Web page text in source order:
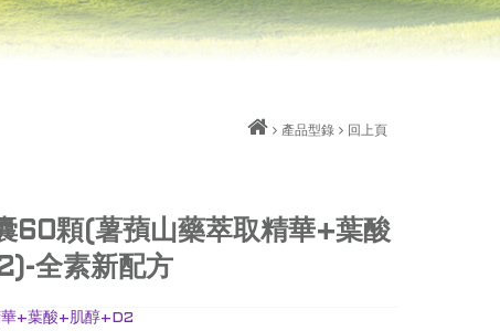
產品型錄 回上頁
60顆(薯蕷山藥萃取精華+葉酸
全素新配方
+葉酸+肌醇+D2